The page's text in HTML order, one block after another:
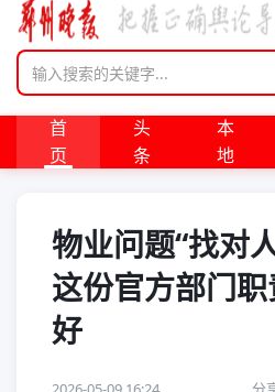
首
页
头
条
本
地
物业问题“找对
这份官方部门
好